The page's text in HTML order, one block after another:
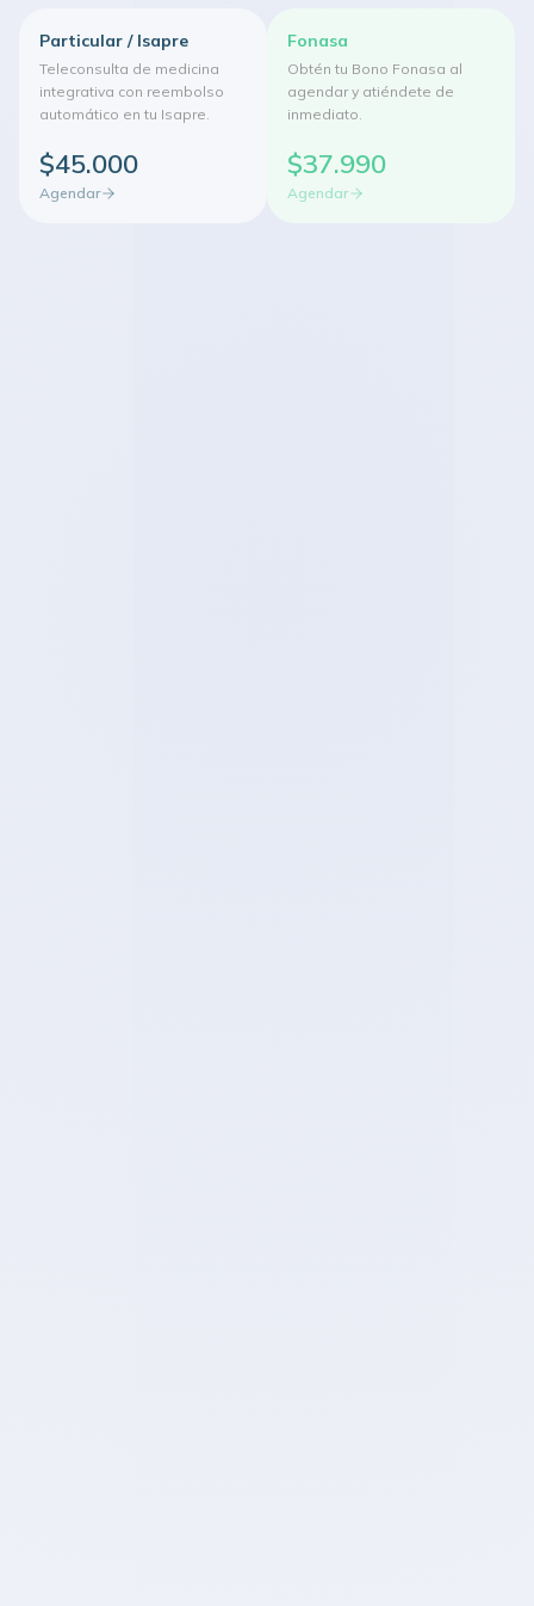
Particular / Isapre
Teleconsulta de medicina
integrativa con reembolso
automático en tu Isapre.
$45.000
Agendar
Fonasa
Obtén tu Bono Fonasa al
agendar y atiéndete de
inmediato.
$37.990
Agendar